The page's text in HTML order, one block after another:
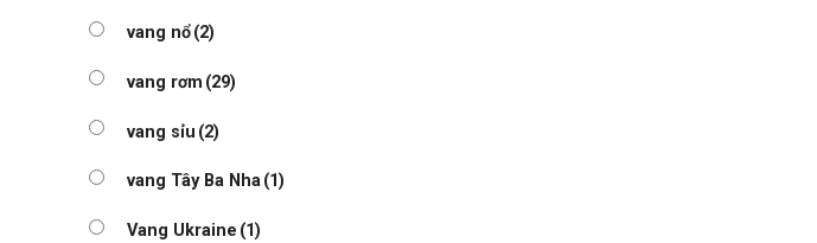
vang nổ(2)
vang rơm (29)
vang sỉu (2)
vang Tây Ba Nha(1)
Vang Ukraine (1)